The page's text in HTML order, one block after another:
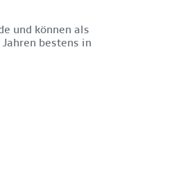
und können als
bestens in